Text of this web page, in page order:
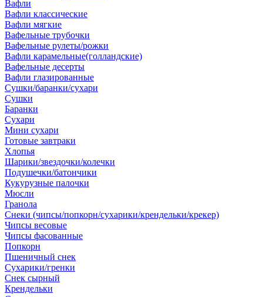
Вафли
Вафли классические
Вафли мягкие
Вафельные трубочки
Вафельные рулеты/рожки
Вафли карамельные(голландские)
Вафельные десерты
Вафли глазированные
Сушки/баранки/сухари
Сушки
Баранки
Сухари
Мини сухари
Готовые завтраки
Хлопья
Шарики/звездочки/колечки
Подушечки/батончики
Кукурузные палочки
Мюсли
Гранола
Снеки (чипсы/попкорн/сухарики/крендельки/крекер)
Чипсы весовые
Чипсы фасованные
Попкорн
Пшеничный снек
Сухарики/гренки
Снек сырный
Крендельки